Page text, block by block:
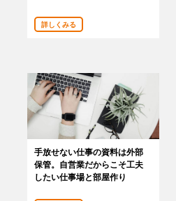
詳しくみる
手放せない仕事の資料は外部
保管。自営業だからこそ工夫
したい仕事場と部屋作り